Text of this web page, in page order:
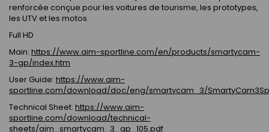
renforcée conçue pour les voitures de tourisme, les prototypes,
les UTV et les motos.
Full HD
Main: https://www.aim-sportline.com/en/products/smartycam-
3-gp/index.htm
User Guide: https://www.aim-
sportline.com/download/doc/eng/smartycam_3/
Technical Sheet: https://www.aim-
sportline.com/download/technical-
sheets/aim_smartycam_3_gp_105.pdf